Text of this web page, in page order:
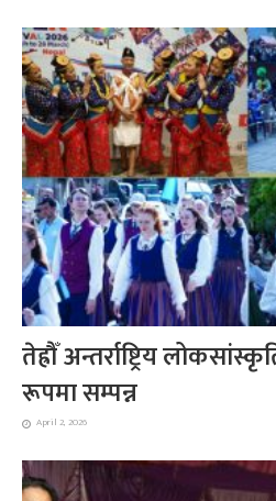
तेह्रौँ अन्तर्राष्ट्रिय
रूपमा सम्पन्न
April 2, 2026